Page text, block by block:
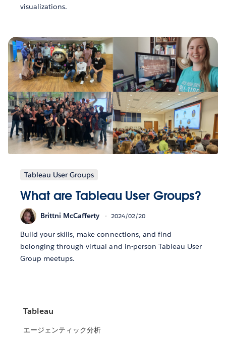
visualizations.
Tableau User Groups
What are Tableau User Groups?
Brittni McCafferty 2024/02/20
Build your skills, make connections, and find
belonging through virtual and in-person Tableau User
Group meetups.
Tableau
エージェンティック分析